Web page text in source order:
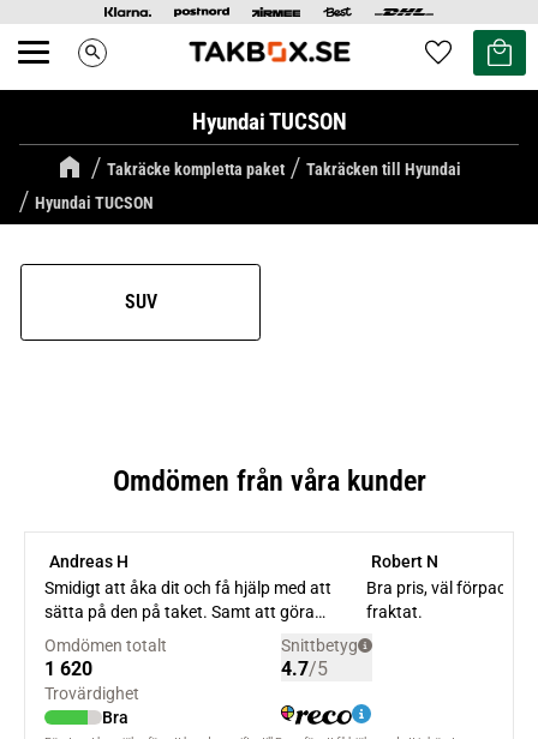
Meny search Favoriter
Kundvagn
Hyundai TUCSON
Takräcke kompletta paket
Takräcken till Hyundai
Hyundai TUCSON
SUV